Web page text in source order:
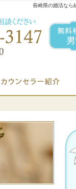
長崎県の婚活なら